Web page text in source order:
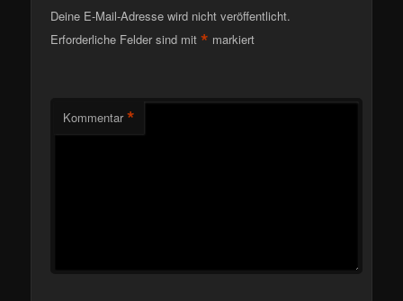
Deine E-Mail-Adresse wird nicht veröffentlicht.
Erforderliche Felder sind mit* markiert
Kommentar *